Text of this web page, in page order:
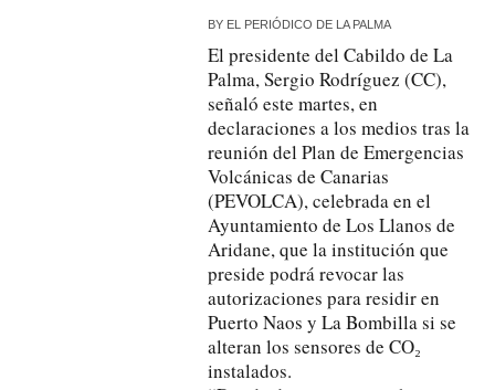
BY EL PERIÓDICO DE LA PALMA
El presidente del Cabildo de La
Palma, Sergio Rodríguez (CC),
señaló este martes, en
declaraciones a los medios tras la
reunión del Plan de Emergencias
Volcánicas de Canarias
(PEVOLCA), celebrada en el
Ayuntamiento de Los Llanos de
Aridane, que la institución que
preside podrá revocar las
autorizaciones para residir en
Puerto Naos y La Bombilla si se
alteran los sensores de CO₂
instalados.